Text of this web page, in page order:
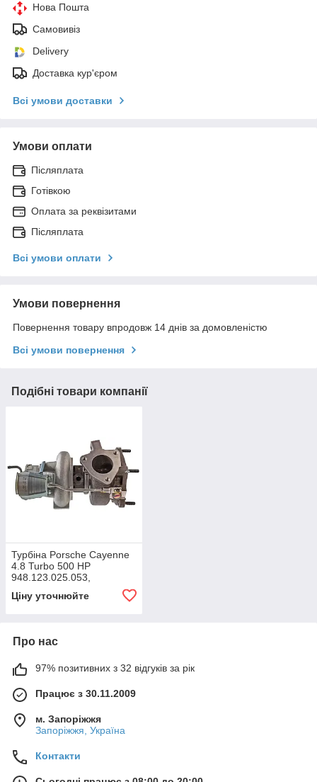
Нова Пошта
Самовивіз
Delivery
Доставка кур'єром
Всі умови доставки
Умови оплати
Післяплата
Готівкою
Оплата за реквізитами
Післяплата
Всі умови оплати
Умови повернення
Повернення товару впродовж 14 днів за домовленістю
Всі умови повернення
Подібні товари компанії
Турбіна Porsche Cayenne
4.8 Turbo 500 HP
948.123.025.053,
948.123.025.053,
Ціну уточнюйте
Про нас
97% позитивних з 32 відгуків за рік
Працює з 30.11.2009
м. Запоріжжя
Запоріжжя, Україна
Контакти